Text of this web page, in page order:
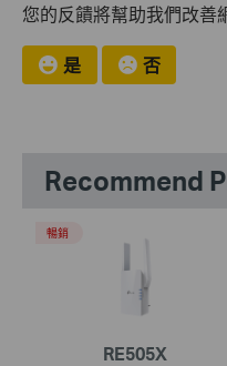
您的反饋將幫助我們改善
是 否
Recommend
RE505X
暢銷